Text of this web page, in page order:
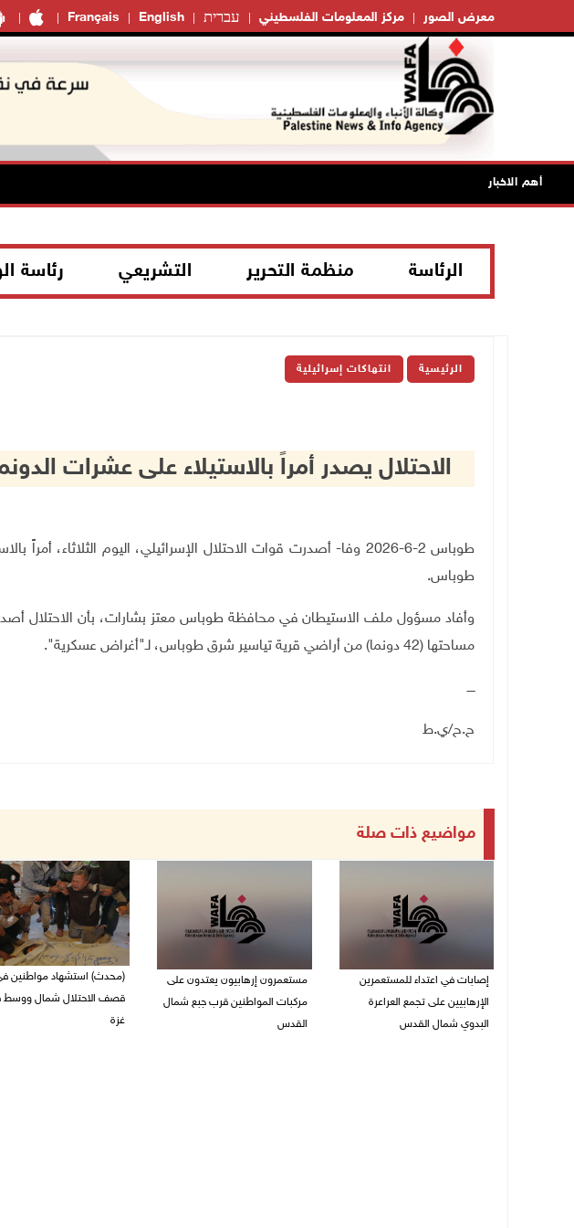
Français English עברית مركز المعلومات الفلسطيني معرض الصور
أهم الاخبار
الرئاسة منظمة التحرير التشريعي رئاسة
الرئيسية انتهاكات إسرائيلية
الاحتلال يصدر أمراً بالاستيلاء على عشرات
طوباس 2-6-2026 وفا- أصدرت قوات الاحتلال الإسرائيلي، اليوم الثلاثاء،
طوباس.
وأفاد مسؤول ملف الاستيطان في محافظة طوباس معتز بشارات، بأن الاحتلال أصدر
مساحتها (42 دونما) من أراضي قرية تياسير شرق طوباس، لـ"أغراض عسكرية".
ــــ
ح.ح/ي.ط
مواضيع ذات صلة
إصابات في اعتداء للمستعمرين
الإرهابيين على تجمع العراعرة
البدوي شمال القدس
مستعمرون إرهابيون يعتدون على
مركبات المواطنين قرب جبع شمال
القدس
(محدث) استشهاد مواطنين
قصف الاحتلال شمال ووسط
غزة